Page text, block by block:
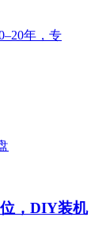
，DIY装机